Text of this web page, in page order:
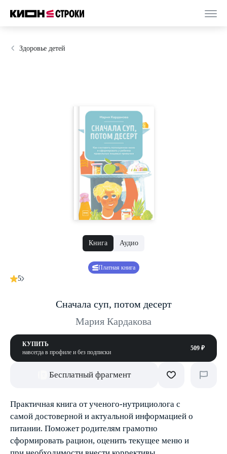
Здоровье детей
Книга Аудио
Платная книга
5
Сначала суп, потом десерт
Мария Кардакова
КУПИТЬ
навсегда в профиле и без подписки
509 ₽
Бесплатный фрагмент
Практичная книга от ученого-нутрициолога с
самой достоверной и актуальной информацией о
питании. Поможет родителям грамотно
сформировать рацион, оценить текущее меню и